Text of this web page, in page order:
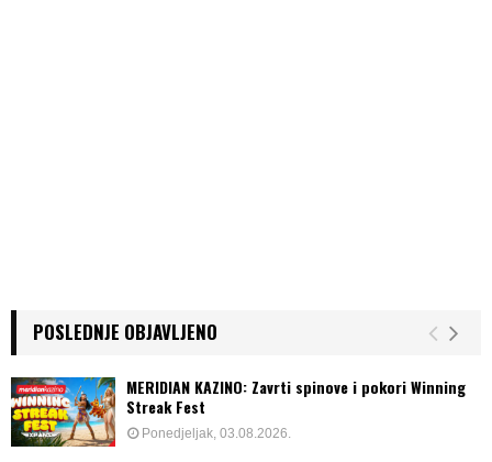
POSLEDNJE OBJAVLJENO
MERIDIAN KAZINO: Zavrti spinove i pokori Winning
Streak Fest
Ponedjeljak, 03.08.2026.